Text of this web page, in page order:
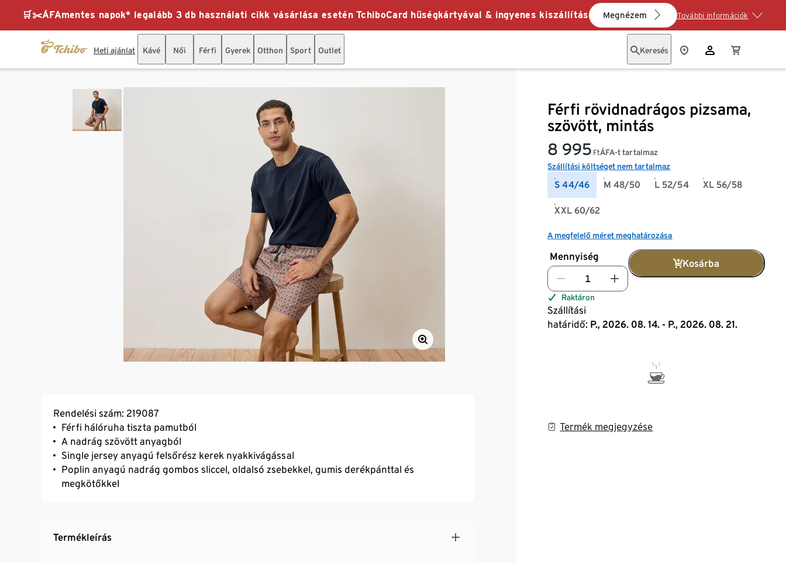
🛒✂️ÁFAmentes napok* legalább 3 db használati cikk vásárlása esetén TchiboCard hűségkártyával & ingyenes kiszállítás Megnézem További információk
Heti ajánlat Kávé Női Férfi Gyerek Otthon Sport Outlet Keresés
Férfi rövidnadrágos pizsama,
szövött, mintás
8 995 FtÁFA-t tartalmaz
Szállítási költséget nem tartalmaz
S 44/46 M 48/50 L 52/54 XL 56/58
XXL 60/62
A megfelelő méret meghatározása
Mennyiség
Kosárba
Raktáron
Szállítási
határidő: P., 2026. 08. 14. - P., 2026. 08. 21.
Termék megjegyzése
Rendelési szám: 219087
Férfi hálóruha tiszta pamutból
A nadrág szövött anyagból
Single jersey anyagú felsőrész kerek nyakkivágással
Poplin anyagú nadrág gombos sliccel, oldalsó zsebekkel, gumis derékpánttal és
megkötőkkel
Termékleírás